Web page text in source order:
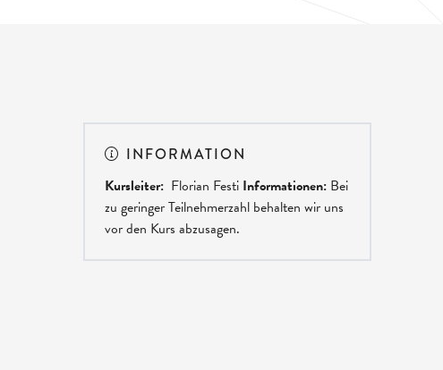
INFORMATION
Kursleiter: Florian Festi Informationen: Bei
zu geringer Teilnehmerzahl behalten wir uns
vor den Kurs abzusagen.